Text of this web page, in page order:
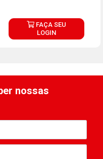
FAÇA SEU
LOGIN
nossas